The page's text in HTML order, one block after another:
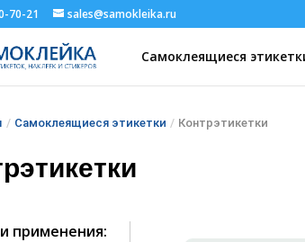
70-21 sales@samokleika.ru
Самоклеящиеся
/ Самоклеящиеся этикетки / Контрэтикетки
применения: